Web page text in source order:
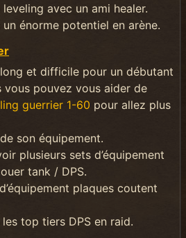
avec un ami healer.
énorme potentiel en arène.
et difficile pour un débutant
vous pouvez vous aider de
guerrier 1-60 pour allez plus
son équipement.
plusieurs sets d’équipement
tank / DPS.
plaques coutent
top tiers DPS en raid.